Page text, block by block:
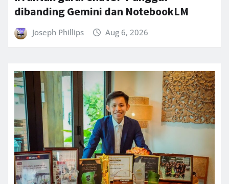
dibanding Gemini dan NotebookLM
Joseph Phillips Aug 6, 2026